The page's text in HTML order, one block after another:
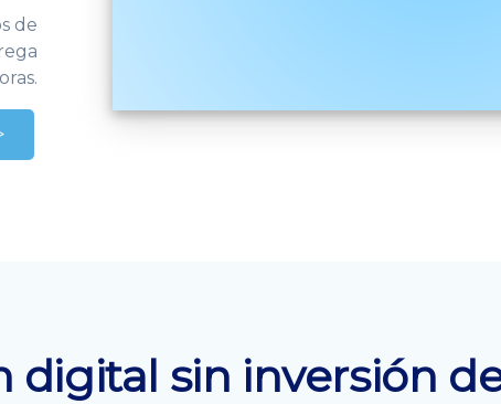
de
digital sin inversión